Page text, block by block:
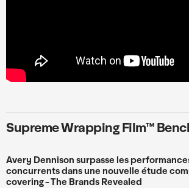
Supreme Wrapping Film™
Avery Dennison surpasse les
concurrents dans une nouvelle étude
covering - The Brands Revealed